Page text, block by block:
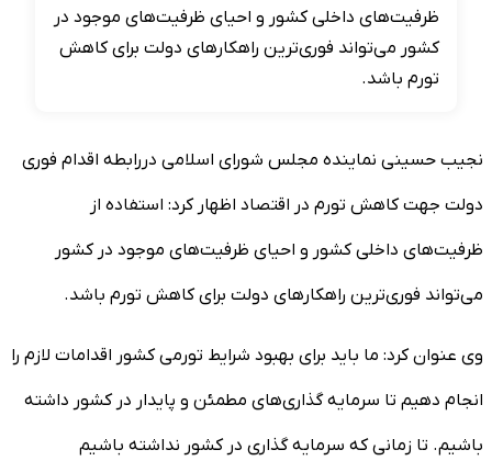
ظرفیت‌های داخلی کشور و احیای ظرفیت‌های موجود در
کشور می‌تواند فوری‌ترین راهکارهای دولت برای کاهش
تورم باشد.
نجیب حسینی نماینده مجلس شورای اسلامی دررابطه اقدام فوری
دولت جهت کاهش تورم در اقتصاد اظهار کرد: استفاده از
ظرفیت‌های داخلی کشور و احیای ظرفیت‌های موجود در کشور
می‌تواند فوری‌ترین راهکارهای دولت برای کاهش تورم باشد.
وی عنوان کرد: ما باید برای بهبود شرایط تورمی کشور اقدامات لازم را
انجام دهیم تا سرمایه گذاری‌های مطمئن و پایدار در کشور داشته
باشیم. تا زمانی که سرمایه گذاری در کشور نداشته باشیم